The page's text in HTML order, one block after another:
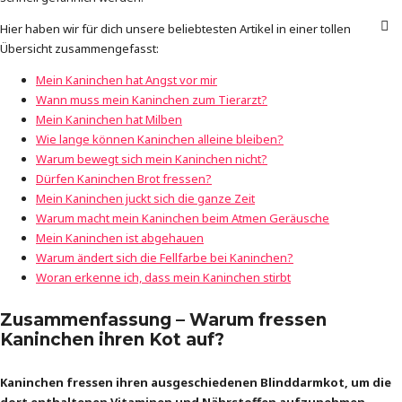
Hier haben wir für dich unsere beliebtesten Artikel in einer tollen
Übersicht zusammengefasst:
Mein Kaninchen hat Angst vor mir
Wann muss mein Kaninchen zum Tierarzt?
Mein Kaninchen hat Milben
Wie lange können Kaninchen alleine bleiben?
Warum bewegt sich mein Kaninchen nicht?
Dürfen Kaninchen Brot fressen?
Mein Kaninchen juckt sich die ganze Zeit
Warum macht mein Kaninchen beim Atmen Geräusche
Mein Kaninchen ist abgehauen
Warum ändert sich die Fellfarbe bei Kaninchen?
Woran erkenne ich, dass mein Kaninchen stirbt
Zusammenfassung – Warum fressen
Kaninchen ihren Kot auf?
Kaninchen fressen ihren ausgeschiedenen Blinddarmkot, um die